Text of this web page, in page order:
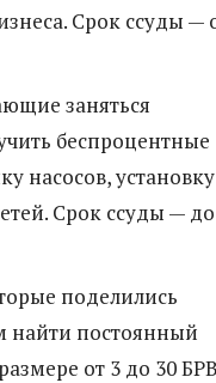
Срок ссуды —
заняться
беспроцентные
насосов, установку
Срок ссуды —
поделились
найти постоянный
от 3 до 30